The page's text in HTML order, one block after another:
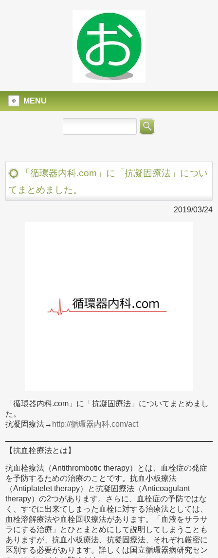
MENU
「循環器内科.com」に「抗凝固療法」につい
てまとめました。
2019/03/24
「循環器内科.com」に「抗凝固療法」についてまとめまし
た。
抗凝固療法→ http://循環器内科.com/act
【抗血栓療法とは】
抗血栓療法（Antithrombotic therapy）とは、血栓症の発症
を予防するための治療のことです。抗血小板療法
（Antiplatelet therapy）と抗凝固療法（Anticoagulant
therapy）の2つがあります。さらに、血栓症の予防ではな
く、すでに出来てしまった血栓に対する治療法としては、
血栓溶解療法や血栓回収療法があります。「血液をサラサ
ラにする治療」とひとまとめにして説明してしまうことも
ありますが、抗血小板療法、抗凝固療法、それぞれ厳密に
区別する必要があります。詳しくは国立循環器病研究セン